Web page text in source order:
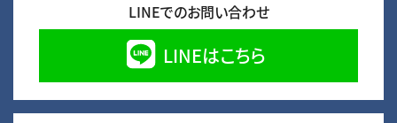
LINEでのお問い合わせ
LINEはこちら